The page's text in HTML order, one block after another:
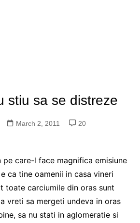
stiu sa se distreze
March 2, 2011
20
pe care-l face magnifica emisiune
ca tine oamenii in casa vineri
toate carciumile din oras sunt
vreti sa mergeti undeva in oras
sa nu stati in aglomeratie si